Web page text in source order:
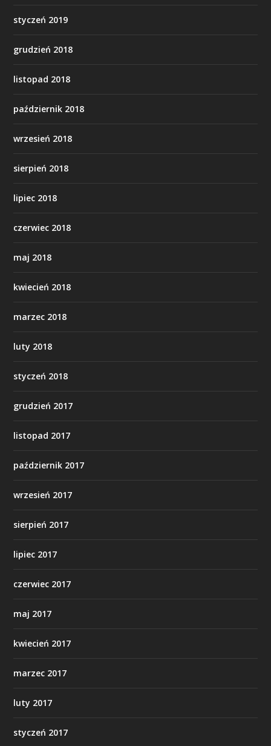
styczeń 2019
grudzień 2018
listopad 2018
październik 2018
wrzesień 2018
sierpień 2018
lipiec 2018
czerwiec 2018
maj 2018
kwiecień 2018
marzec 2018
luty 2018
styczeń 2018
grudzień 2017
listopad 2017
październik 2017
wrzesień 2017
sierpień 2017
lipiec 2017
czerwiec 2017
maj 2017
kwiecień 2017
marzec 2017
luty 2017
styczeń 2017